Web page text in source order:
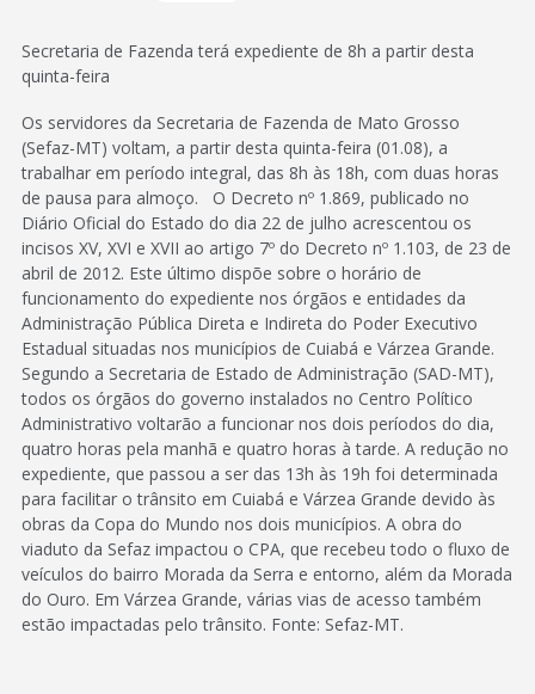
Secretaria de Fazenda terá expediente de 8h a partir desta
quinta-feira
Os servidores da Secretaria de Fazenda de Mato Grosso
(Sefaz-MT) voltam, a partir desta quinta-feira (01.08), a
trabalhar em período integral, das 8h às 18h, com duas horas
de pausa para almoço. O Decreto nº 1.869, publicado no
Diário Oficial do Estado do dia 22 de julho acrescentou os
incisos XV, XVI e XVII ao artigo 7º do Decreto nº 1.103, de 23 de
abril de 2012. Este último dispõe sobre o horário de
funcionamento do expediente nos órgãos e entidades da
Administração Pública Direta e Indireta do Poder Executivo
Estadual situadas nos municípios de Cuiabá e Várzea Grande.
Segundo a Secretaria de Estado de Administração (SAD-MT),
todos os órgãos do governo instalados no Centro Político
Administrativo voltarão a funcionar nos dois períodos do dia,
quatro horas pela manhã e quatro horas à tarde. A redução no
expediente, que passou a ser das 13h às 19h foi determinada
para facilitar o trânsito em Cuiabá e Várzea Grande devido às
obras da Copa do Mundo nos dois municípios. A obra do
viaduto da Sefaz impactou o CPA, que recebeu todo o fluxo de
veículos do bairro Morada da Serra e entorno, além da Morada
do Ouro. Em Várzea Grande, várias vias de acesso também
estão impactadas pelo trânsito. Fonte: Sefaz-MT.